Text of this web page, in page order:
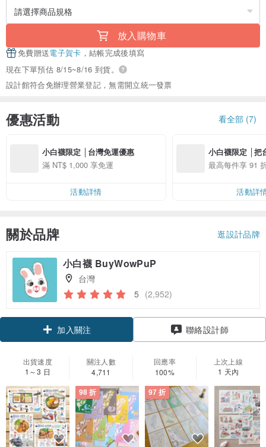
放入購物車
免費贈送電子賀卡 ，結帳完成後填寫
現在下單預估 8/15~8/16 到貨。
設計館符合免辦理營業登記，無需開立統一發票
優惠活動 看全部 (7)
小白襪限定 │台灣免運優惠
滿 NT$ 1,000 享免運
活動詳情
小白襪限定 │把
～
最高每件享 91
活動詳
關於品牌 逛設計品牌
小白襪 BuyWowPuP
台灣
5 (2,952)
加入關注 聯絡設計師
出貨速度
1～3 日
關注人數
4,711
回應率
100%
上次上線
1 天內
98 折 97 折